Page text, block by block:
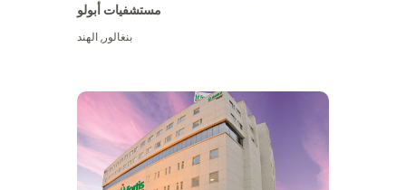
مستشفيات أبولو
بنغالور,الهند